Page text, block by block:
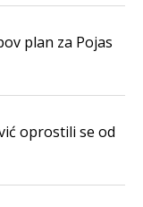
plan za Pojas
oprostili se od